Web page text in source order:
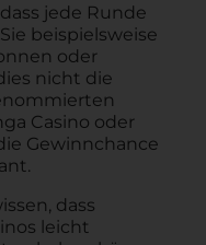
jede Runde
beispielsweise
oder
nicht die
Casino oder
Gewinnchance
dass
leicht